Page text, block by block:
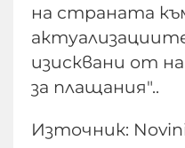
на страната
изисквани от
за плащания"..
Източник: